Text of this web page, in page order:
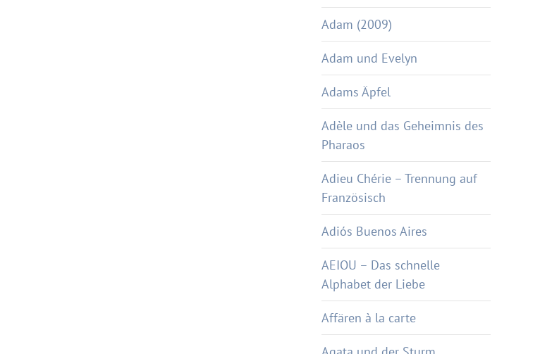
Adam (2009)
Adam und Evelyn
Adams Äpfel
Adèle und das Geheimnis des
Pharaos
Adieu Chérie – Trennung auf
Französisch
Adiós Buenos Aires
AEIOU – Das schnelle
Alphabet der Liebe
Affären à la carte